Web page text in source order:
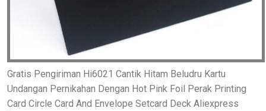
Gratis Pengiriman Hi6021 Cantik Hitam Beludru Kartu
Undangan Pernikahan Dengan Hot Pink Foil Perak Printing
Card Circle Card And Envelope Setcard Deck Aliexpress